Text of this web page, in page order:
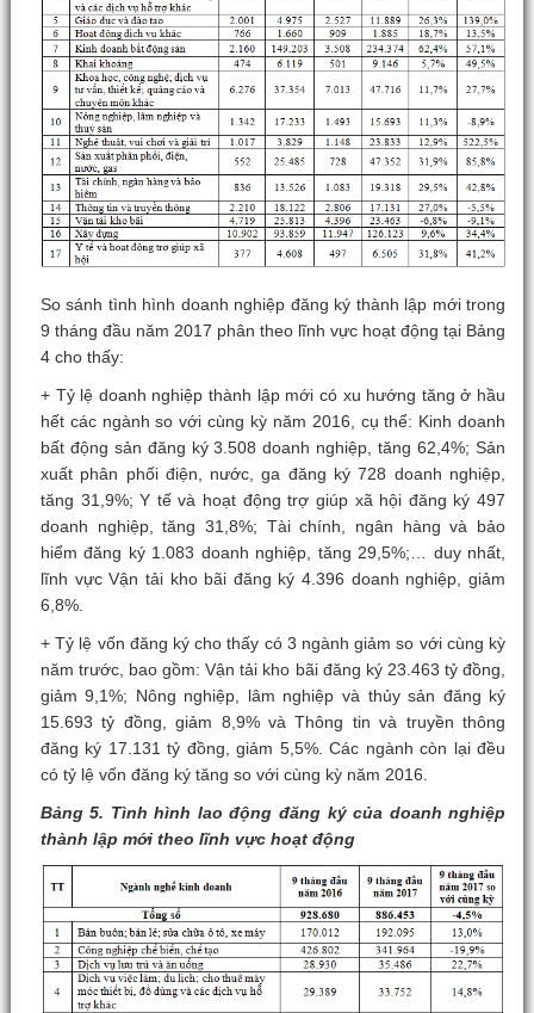
So sánh tình hình doanh nghiệp đăng ký thành lập mới trong
9 tháng đầu năm 2017 phân theo lĩnh vực hoạt động tại Bảng
4 cho thấy:
+ Tỷ lệ doanh nghiệp thành lập mới có xu hướng tăng ở hầu
hết các ngành so với cùng kỳ năm 2016, cụ thể: Kinh doanh
bất động sản đăng ký 3.508 doanh nghiệp, tăng 62,4%; Sản
xuất phân phối điện, nước, ga đăng ký 728 doanh nghiệp,
tăng 31,9%; Y tế và hoạt động trợ giúp xã hội đăng ký 497
doanh nghiệp, tăng 31,8%; Tài chính, ngân hàng và bảo
hiểm đăng ký 1.083 doanh nghiệp, tăng 29,5%;… duy nhất,
lĩnh vực Vận tải kho bãi đăng ký 4.396 doanh nghiệp, giảm
6,8%.
+ Tỷ lệ vốn đăng ký cho thấy có 3 ngành giảm so với cùng kỳ
năm trước, bao gồm: Vận tải kho bãi đăng ký 23.463 tỷ đồng,
giảm 9,1%; Nông nghiệp, lâm nghiệp và thủy sản đăng ký
15.693 tỷ đồng, giảm 8,9% và Thông tin và truyền thông
đăng ký 17.131 tỷ đồng, giảm 5,5%. Các ngành còn lại đều
có tỷ lệ vốn đăng ký tăng so với cùng kỳ năm 2016.
Bảng 5. Tình hình lao động đăng ký của doanh nghiệp
thành lập mới theo lĩnh vực hoạt động